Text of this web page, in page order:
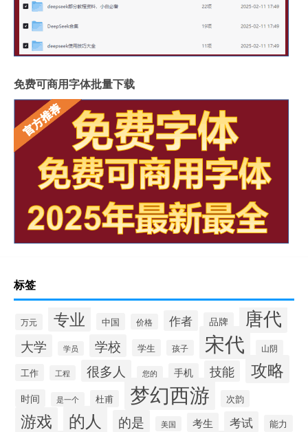
免费可商用字体批量下载
标签
万元 专业 中国 价格 作者 品牌 唐代
大学 学员 学校 学生 孩子 宋代 山阴
工作 工程 很多人 您的 手机 技能 攻略
时间 是一个 杜甫 梦幻西游 次韵
游戏 的人 的是 美国 考生 考试 能力